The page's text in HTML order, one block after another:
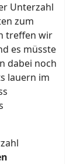
Unterzahl
zum
treffen wir
es müsste
dabei noch
lauern im